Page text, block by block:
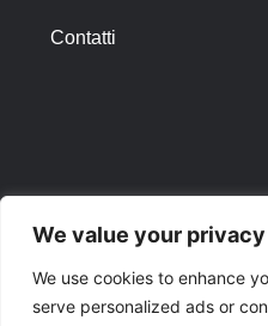
We value your privacy
We use cookies to enhance
serve personalized ads or
Contatti
Privacy Policy